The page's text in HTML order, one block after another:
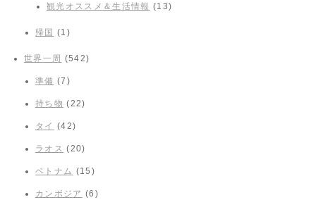
観光オススメ＆生活情報 (13)
帰国 (1)
世界一周 (542)
準備 (7)
持ち物 (22)
タイ (42)
ラオス (20)
ベトナム (15)
カンボジア (6)